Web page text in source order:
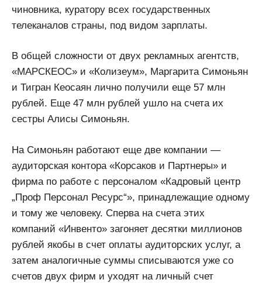
чиновника, куратору всех государственных
телеканалов страны, под видом зарплаты.
В общей сложности от двух рекламных агентств,
«МАРСКЕОС» и «Колизеум», Маргарита Симоньян
и Тигран Кеосаян лично получили еще 57 млн
рублей. Еще 47 млн рублей ушло на счета их
сестры Алисы Симоньян.
На Симоньян работают еще две компании —
аудиторская контора «Корсаков и Партнеры» и
фирма по работе с персоналом «Кадровый центр
„Проф Персонал Ресурс“», принадлежащие одному
и тому же человеку. Сперва на счета этих
компаний «Инвенто» загоняет десятки миллионов
рублей якобы в счет оплаты аудиторских услуг, а
затем аналогичные суммы списываются уже со
счетов двух фирм и уходят на личный счет